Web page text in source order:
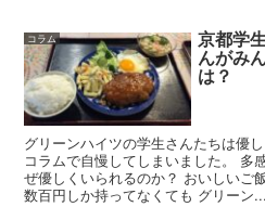
コラム 京都学
んがみ
は？
グリーンハイツの学生さんたちは優
コラムで自慢してしまいました。 多
ぜ優しくいられるのか？ おいしいご
数百円しか持ってなくても グリーン...